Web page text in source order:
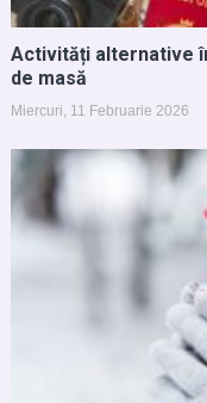
Activități alternative
de masă
Miercuri, 11 Februarie 2026